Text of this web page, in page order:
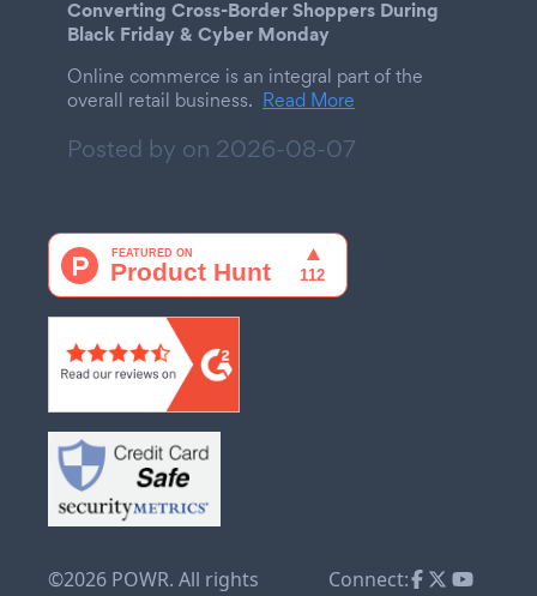
Converting Cross-Border Shoppers During
Black Friday & Cyber Monday
Online commerce is an integral part of the
overall retail business. Read More
Posted by on 2026-08-07
©2026 POWR. All rights
Connect: